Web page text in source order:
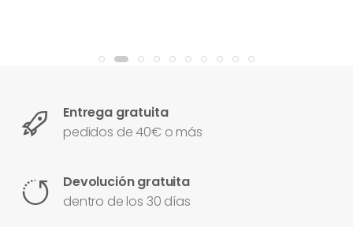
Entrega gratuita
pedidos de 40€ o más
Devolución gratuita
dentro de los 30 días